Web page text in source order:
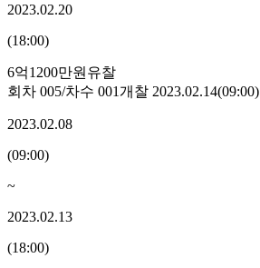
2023.02.20
(18:00)
6억1200만원 유찰
회차 005/차수 001개찰 2023.02.14(09:00)
2023.02.08
(09:00)
~
2023.02.13
(18:00)